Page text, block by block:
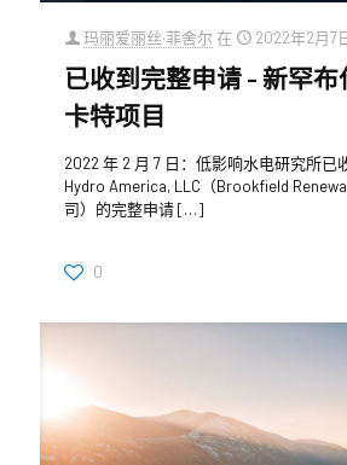
玛丽爱丽丝·菲舍尔 在 2022年2月7
已收到完整申请 – 新罕
卡特项目
2022 年 2 月 7 日：低影响水电研究所已
Hydro America, LLC（Brookfield
司）的完整申请[…]
0